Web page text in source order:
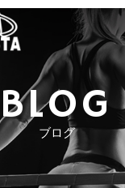
BLOG
ブログ